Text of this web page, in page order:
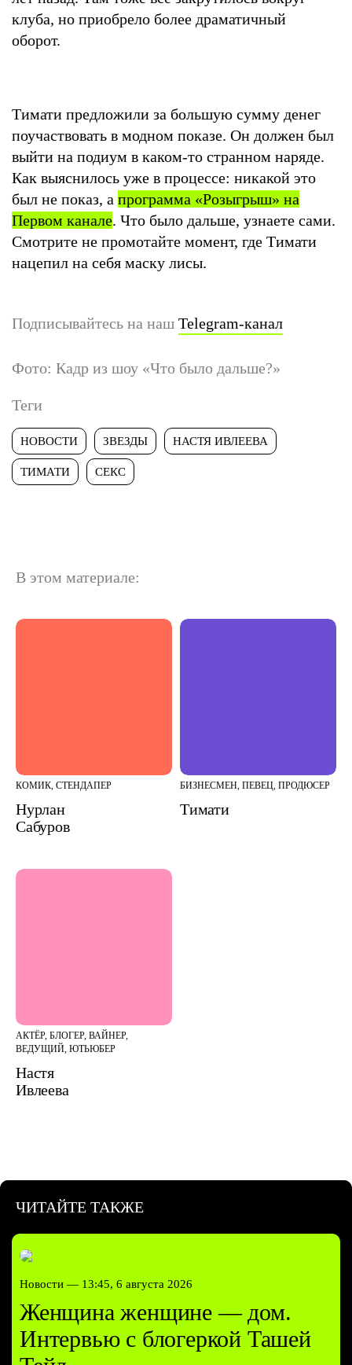
клуба, но приобрело более драматичный
оборот.
Тимати предложили за большую сумму денег
поучаствовать в модном показе. Он должен был
выйти на подиум в каком-то странном наряде.
Как выяснилось уже в процессе: никакой это
был не показ, а программа «Розыгрыш» на
Первом канале. Что было дальше, узнаете сами.
Смотрите не промотайте момент, где Тимати
нацепил на себя маску лисы.
Подписывайтесь на наш Telegram-канал
Фото: Кадр из шоу «Что было дальше?»
Теги
НОВОСТИ ЗВЕЗДЫ НАСТЯ ИВЛЕЕВА
ТИМАТИ СЕКС
В этом материале:
КОМИК, СТЕНДАПЕР
Нурлан
Сабуров
БИЗНЕСМЕН, ПЕВЕЦ, ПРОДЮСЕР
Тимати
АКТЁР, БЛОГЕР, ВАЙНЕР,
ВЕДУЩИЙ, ЮТЬЮБЕР
Настя
Ивлеева
ЧИТАЙТЕ ТАКЖЕ
Новости — 13:45, 6 августа 2026
Женщина женщине — дом.
Интервью с блогеркой Ташей